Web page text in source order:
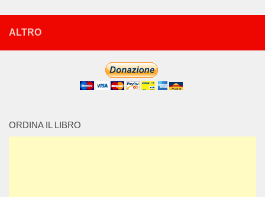
ALTRO
ORDINA IL LIBRO